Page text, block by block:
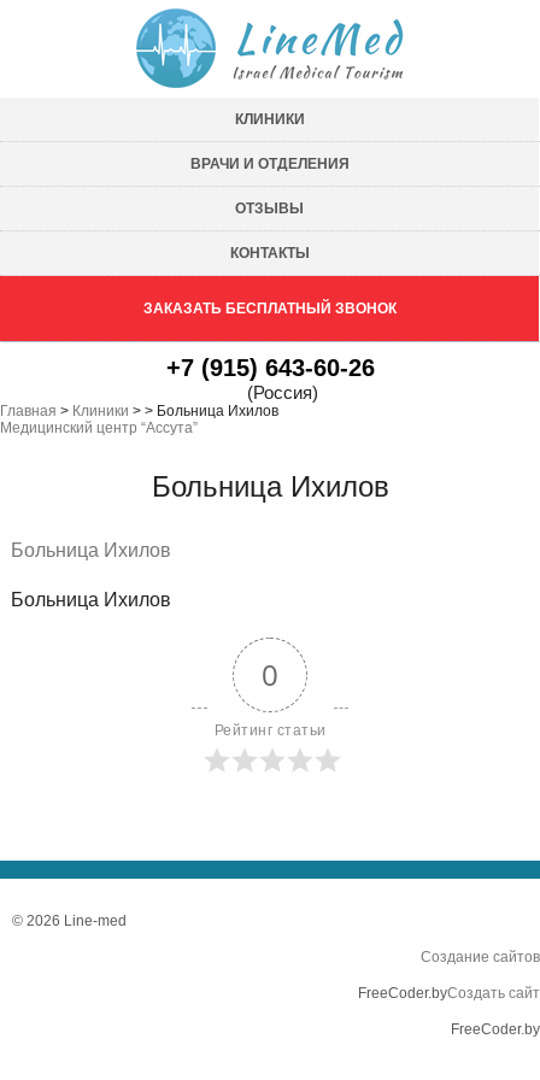
КЛИНИКИ
ВРАЧИ И ОТДЕЛЕНИЯ
ОТЗЫВЫ
КОНТАКТЫ
ЗАКАЗАТЬ БЕСПЛАТНЫЙ ЗВОНОК
+7 (915) 643-60-26
(Россия)
Главная > Клиники >
Медицинский центр “Ассута”
> Больница Ихилов
Больница Ихилов
Больница Ихилов
Больница Ихилов
0
Рейтинг статьи
© 2026 Line-med
Создание сайтов
FreeCoder.byСоздать сайт
FreeCoder.by